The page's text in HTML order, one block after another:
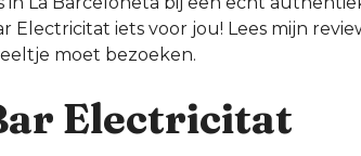
Electricitat iets voor jou! Lees mijn
moet bezoeken.
Electricitat